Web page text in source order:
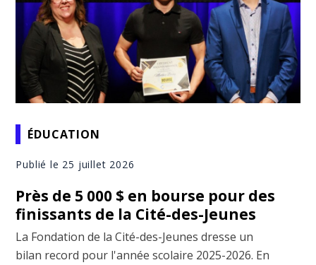
ÉDUCATION
Publié le 25 juillet 2026
Près de 5 000 $ en bourse pour des
finissants de la Cité-des-Jeunes
La Fondation de la Cité-des-Jeunes dresse un
bilan record pour l'année scolaire 2025-2026. En